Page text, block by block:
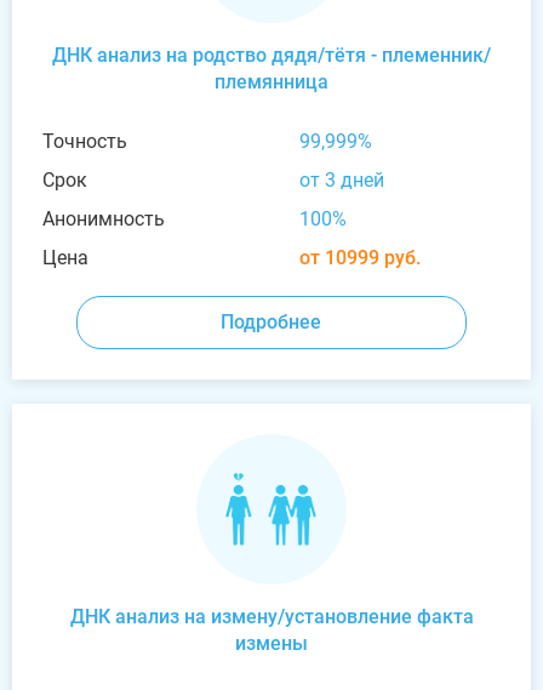
ДНК анализ на родство дядя/тётя - племенник/
племянница
Точность
99,999%
Срок
от 3 дней
Анонимность
100%
Цена
от 10999 руб.
Подробнее
ДНК анализ на измену/установление факта
измены